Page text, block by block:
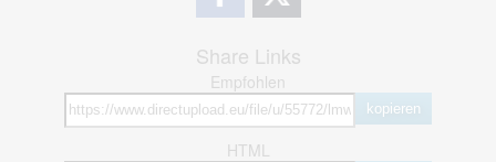
Share Links
Empfohlen
kopieren
HTML